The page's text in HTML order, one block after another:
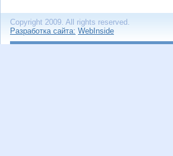
Copyright 2009. All rights reserved.
Разработка сайта: WebInside